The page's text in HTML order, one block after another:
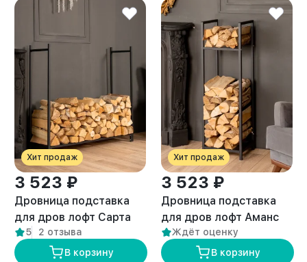
Хит продаж
3 523 ₽
Дровница подставка
для дров лофт Сарта
черная
5
2 отзыва
В корзину
Хит продаж
3 523 ₽
Дровница подставка
для дров лофт Аманс
черная
Ждёт оценку
В корзину